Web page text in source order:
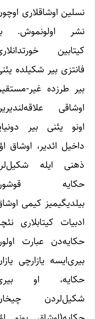
اوشاقلاری اوچون
اولونموش. بو
خورتدانلاری
بیر شکیلده یئنی
طرزده غیر-مستقیم
علاقه‌لندیریر،
یئنی بیر دونیایا
ائدیر، اوشاق اؤز
ایله شکیل‌لره
قوشور.
کیمی اوشاق
کیتابلاری نئچه
عبارت اولور،
یازارچی یازان
او بیری
چیخان